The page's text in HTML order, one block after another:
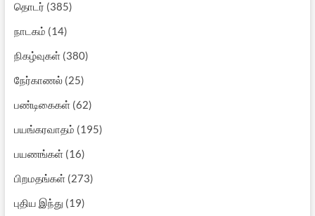
நேர்காணல்(25)
பண்டிகைகள்
பயங்கரவாதம்(195)
பயணங்கள் (16)
பிறமதங்கள்(273)
புதிய இந்து(19)
புத்தகம்(149)
பொது(265)
பொருளாதாரம்(90)